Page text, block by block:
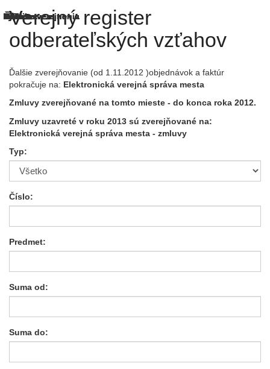
Verejný register
odberateľských vzťahov
Ďalšie zverejňovanie (od 1.11.2012 )objednávok a faktúr
pokračuje na: Elektronická verejná správa mesta
Zmluvy zverejňované na tomto mieste - do konca roka 2012.
Zmluvy uzavreté v roku 2013 sú zverejňované na:
Elektronická verejná správa mesta - zmluvy
Typ:
Číslo:
Predmet:
Suma od:
Suma do: